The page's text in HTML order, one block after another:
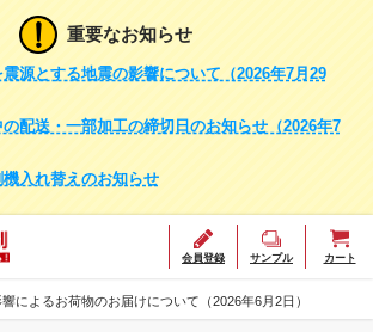
重要なお知らせ
源とする地震の影響について（2026年7月29
配送・一部加工の締切日のお知らせ（2026年7
入れ替えのお知らせ
会員登録 サンプル カート
によるお荷物のお届けについて（2026年6月2日）